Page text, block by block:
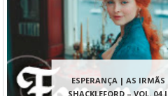
ESPERANÇA | AS IRMÃS
SHACKLEFORD – VOL. 04 |